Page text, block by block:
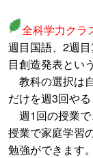
全科学力クラ
週目国語、2週
目創造発表とい
教科の選択は
だけを週3回やる
週1回の授業で
授業で家庭学習
勉強ができます。